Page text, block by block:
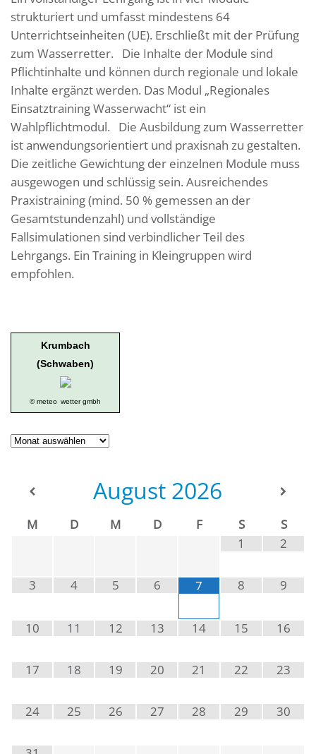
strukturiert und umfasst mindestens 64
Unterrichtseinheiten (UE). Erschließt mit der Prüfung
zum Wasserretter. Die Inhalte der Module sind
Pflichtinhalte und können durch regionale und lokale
Inhalte ergänzt werden. Das Modul „Regionales
Einsatztraining Wasserwacht“ ist ein
Wahlpflichtmodul. Die Ausbildung zum Wasserretter
ist anwendungsorientiert und praxisnah zu gestalten.
Die zeitliche Gewichtung der einzelnen Module muss
ausgewogen und schlüssig sein. Ausreichendes
Praxistraining (mind. 50 % gemessen an der
Gesamtstundenzahl) und vollständige
Fallsimulationen sind verbindlicher Teil des
Lehrgangs. Ein Training in Kleingruppen wird
empfohlen.
Krumbach
(Schwaben)
© meteo wetter gmbh
Geschichte
August 2026
M D M D F S
S
1
2
3 4 5 6 7 8 9
10 11 12 13 14 15 16
17 18 19 20 21 22 23
24 25 26 27 28 29 30